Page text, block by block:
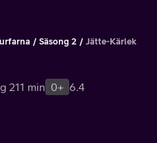
Säsong 2 Jätte-Kärlek
211 min 0+ 6.4